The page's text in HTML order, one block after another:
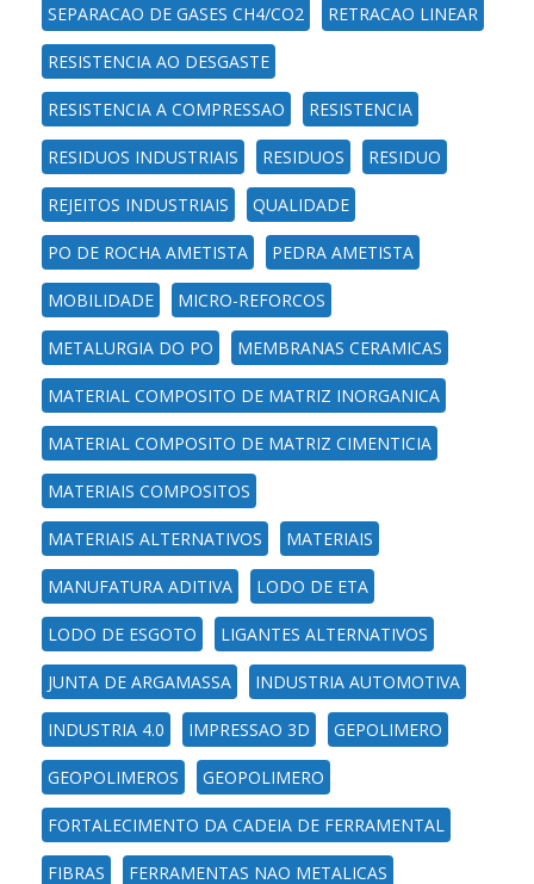
SEPARACAO DE GASES CH4/CO2 RETRACAO LINEAR
RESISTENCIA AO DESGASTE
RESISTENCIA A COMPRESSAO RESISTENCIA
RESIDUOS INDUSTRIAIS RESIDUOS RESIDUO
REJEITOS INDUSTRIAIS QUALIDADE
PO DE ROCHA AMETISTA PEDRA AMETISTA
MOBILIDADE MICRO-REFORCOS
METALURGIA DO PO MEMBRANAS CERAMICAS
MATERIAL COMPOSITO DE MATRIZ INORGANICA
MATERIAL COMPOSITO DE MATRIZ CIMENTICIA
MATERIAIS COMPOSITOS
MATERIAIS ALTERNATIVOS MATERIAIS
MANUFATURA ADITIVA LODO DE ETA
LODO DE ESGOTO LIGANTES ALTERNATIVOS
JUNTA DE ARGAMASSA INDUSTRIA AUTOMOTIVA
INDUSTRIA 4.0 IMPRESSAO 3D GEPOLIMERO
GEOPOLIMEROS GEOPOLIMERO
FORTALECIMENTO DA CADEIA DE FERRAMENTAL
FIBRAS FERRAMENTAS NAO METALICAS